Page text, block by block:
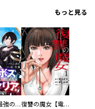
もっと見る
ゲーム内最強の『裏ボス』に転生したので、主人公の代わりに最速クリアを目指します！【電子単行本版】 復讐の魔女【電子単行本版】